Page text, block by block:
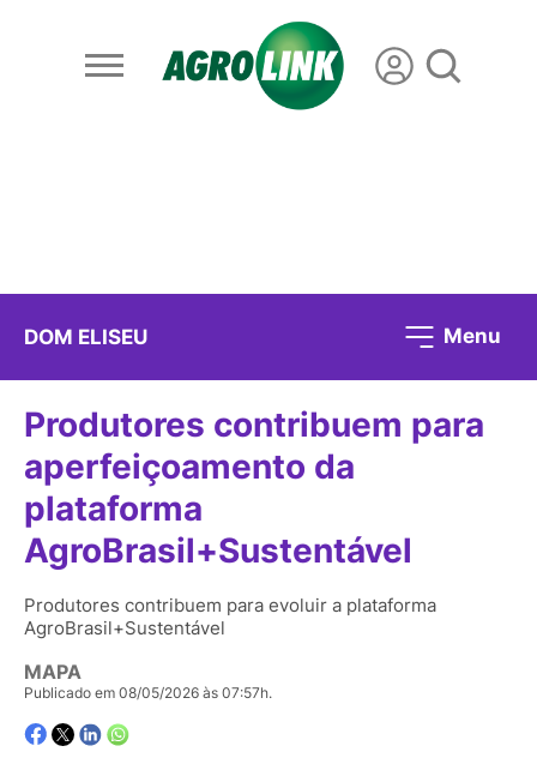
DOM ELISEU Menu
Produtores contribuem para
aperfeiçoamento da
plataforma
AgroBrasil+Sustentável
Produtores contribuem para evoluir a plataforma
AgroBrasil+Sustentável
MAPA
Publicado em 08/05/2026 às 07:57h.